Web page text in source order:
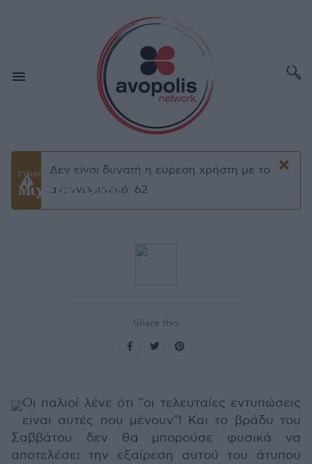
×
Προειδοποίσηση
Δεν είναι δυνατή η εύρεση χρήστη με το
αναγνωριστικό: 62
ΣΥΝΑΥΛΙΕΣ - ΕΛΛΗΝΙΚΑ ΜΆΙ 19,2003
Μιχάλης Δέλτα
Share this
Οι παλιοί λένε ότι "οι τελευταίες εντυπώσεις
είναι αυτές που μένουν"! Και το βράδυ του
Σαββάτου δεν θα μπορούσε φυσικά να
αποτελέσει την εξαίρεση αυτού του άτυπου